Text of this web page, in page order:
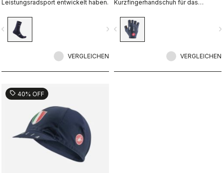
Leistungsradsport entwickelt haben.
navigate_next
VERGLEICHEN
Kurzfingerhandschuh für das
navigate_before
VERGLEICHEN
sell 40% OFF